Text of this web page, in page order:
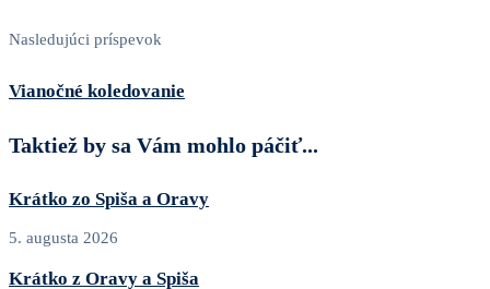
Nasledujúci príspevok
Vianočné koledovanie
Taktiež by sa Vám mohlo páčiť...
Krátko zo Spiša a Oravy
5. augusta 2026
Krátko z Oravy a Spiša